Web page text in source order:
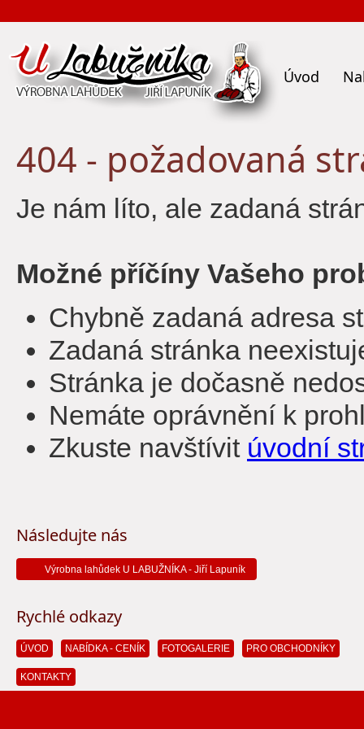
Úvod
404 - požadovaná
Je nám líto, ale zadaná
Možné příčíny Vašeho
Chybně zadaná adresa
Zadaná stránka
Stránka je dočasně
Nemáte oprávnění k
Zkuste navštívit úvodní
Následujte nás
Výrobna lahůdek U LABUŽNÍKA - Jiří Lapuník
Rychlé odkazy
ÚVOD NABÍDKA - CENÍK FOTOGALERIE PRO OBCHODNÍKY
KONTAKTY